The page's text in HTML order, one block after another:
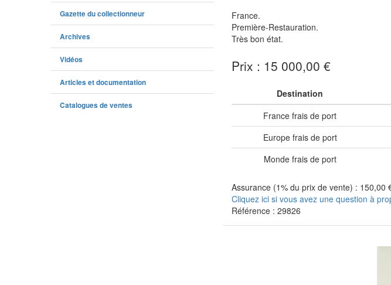
Gazette du collectionneur
Archives
Vidéos
Articles et documentation
Catalogues de ventes
France.
Première-Restauration.
Très bon état.
Prix : 15 000,00 €
Destination
France frais de port
Europe frais de port
Monde frais de port
Assurance (1% du prix de vente) : 150,00
Cliquez ici si vous avez une question à
Référence : 29826